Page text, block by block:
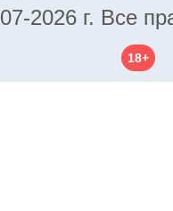
2026 г. Все
18+